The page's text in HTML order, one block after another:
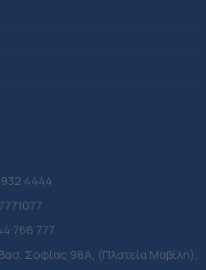
4444
766 777
Σοφίας 98Α, (Πλατεία Μαβίλη),